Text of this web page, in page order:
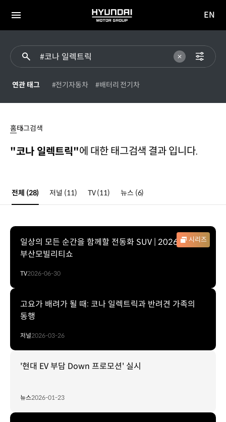
전체
HYUNDAI
MOTOR
이동
EN
연관 태그 #전기자동차 #배터리 전기차
일렉트릭
홈태그검색
"코나 일렉트릭"에 대한 태그검색 결과 입니다.
전체 (28) 저널 (11) TV(11) 뉴스 (6)
시리즈
일상의 모든 순간을 함께할 전동화 SUV | 2026
부산모빌리티쇼
TV2026-06-30
고요가 배려가 될 때: 코나 일렉트릭과 반려견 가족의
동행
저널2026-03-26
'현대 EV 부담 Down 프로모션' 실시
뉴스2026-01-23